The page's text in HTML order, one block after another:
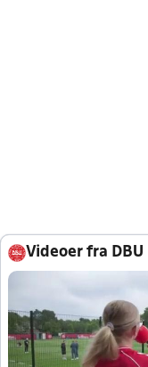
Videoer fra DBU